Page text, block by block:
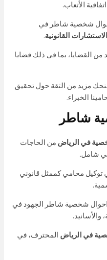
الأتعاب.
شخصية شاطر في
القانونية.
القضايا، بما في ذلك قضايا
مزيد من الثقة حول تحقيق
الخبراء.
شاطر
في الرياض من الحاجات
شامل.
توكيل محامي كممثل قانوني
احوال شخصية شاطر الجهود في
في الرياض المحترف، في